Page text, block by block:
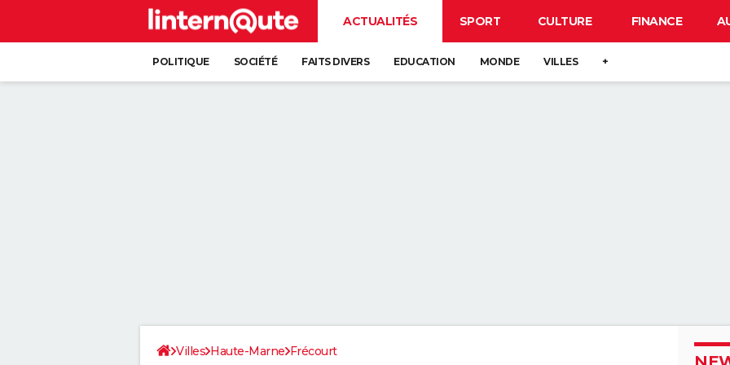
ACTUALITÉS SPORT CULTURE FINANCE
POLITIQUE SOCIÉTÉ FAITS DIVERS EDUCATION MONDE VILLES +
Villes Haute-Marne Frécourt